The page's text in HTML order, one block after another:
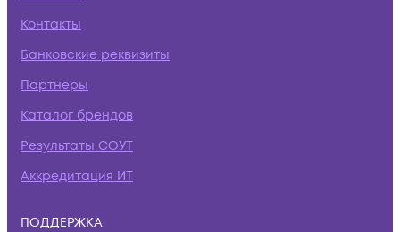
Контакты
Банковские реквизиты
Партнеры
Каталог брендов
Результаты СОУТ
Аккредитация ИТ
ПОДДЕРЖКА